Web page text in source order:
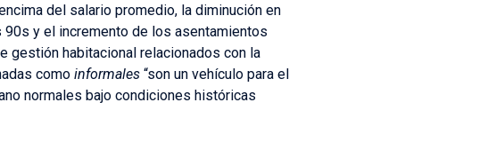
del salario promedio, la diminución en
y el incremento de los asentamientos
gestión habitacional relacionados con la
como informales“son un vehículo para el
normales bajo condiciones históricas